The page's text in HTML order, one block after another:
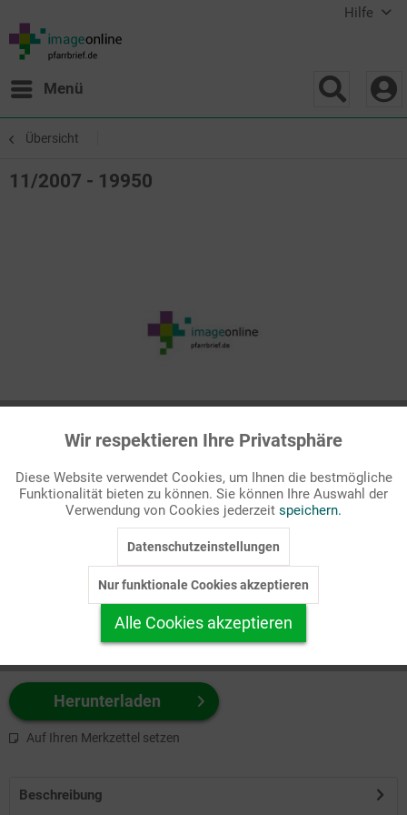
Hilfe
Menü
Übersicht
11/2007 - 19950
Passende Stichworte
Hilfswerke
zuerst Ihr Produktformat aus.
z.B. Farbe-Grafik, Schwarz-Weiß-Grafik, mit/ohne Text ...
Herunterladen
Auf Ihren Merkzettel setzen
Beschreibung
Funktionale Aktiv
Marketing Inaktiv
Personalisierung Inaktiv
Service
Wir respektieren Ihre Privatsphäre
Diese Website verwendet Cookies, um Ihnen die bestmögliche
Funktionalität bieten zu können. Sie können Ihre Auswahl der
Verwendung von Cookies jederzeit speichern.
Datenschutzeinstellungen
Nur funktionale Cookies akzeptieren
Alle Cookies akzeptieren